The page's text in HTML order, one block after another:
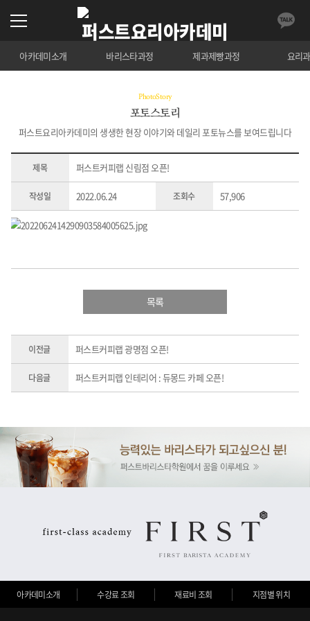
아카데미소개 바리스타과정 제과제빵과정 요리
PhotoStory
포토스토리
퍼스트요리아카데미의 생생한 현장 이야기와 데일리 포토뉴스를 보여드립니다
제목 퍼스트커피랩 신림점 오픈!
작성일 2022.06.24 조회수 57,906
목록
이전글 퍼스트커피랩 광명점 오픈!
다음글 퍼스트커피랩 인테리어 : 듀몽드 카페 오픈!
아카데미소개 수강료 조회 재료비 조회 지점별 위치